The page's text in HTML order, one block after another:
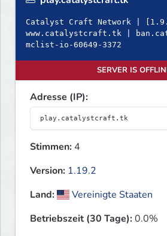
Catalyst Craft Network |
www.catalystcraft.tk |
mclist-io-60649-3372
SERVER IS
Adresse (IP):
Stimmen: 4
Version: 1.19.2
Land:
Vereinigte Staaten
Betriebszeit (30 Tage):0.0%